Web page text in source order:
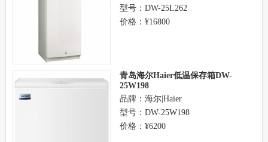
型号：DW-25L262
价格：¥16800
青岛海尔Haier低温保存箱DW-
25W198
品牌：海尔|Haier
型号：DW-25W198
价格：¥6200